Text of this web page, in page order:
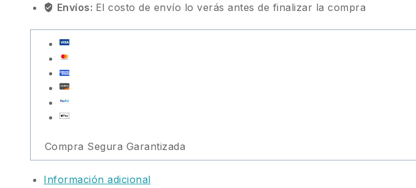
Envíos: El costo de envío lo verás antes de finalizar la compra
Compra Segura Garantizada
Información adicional